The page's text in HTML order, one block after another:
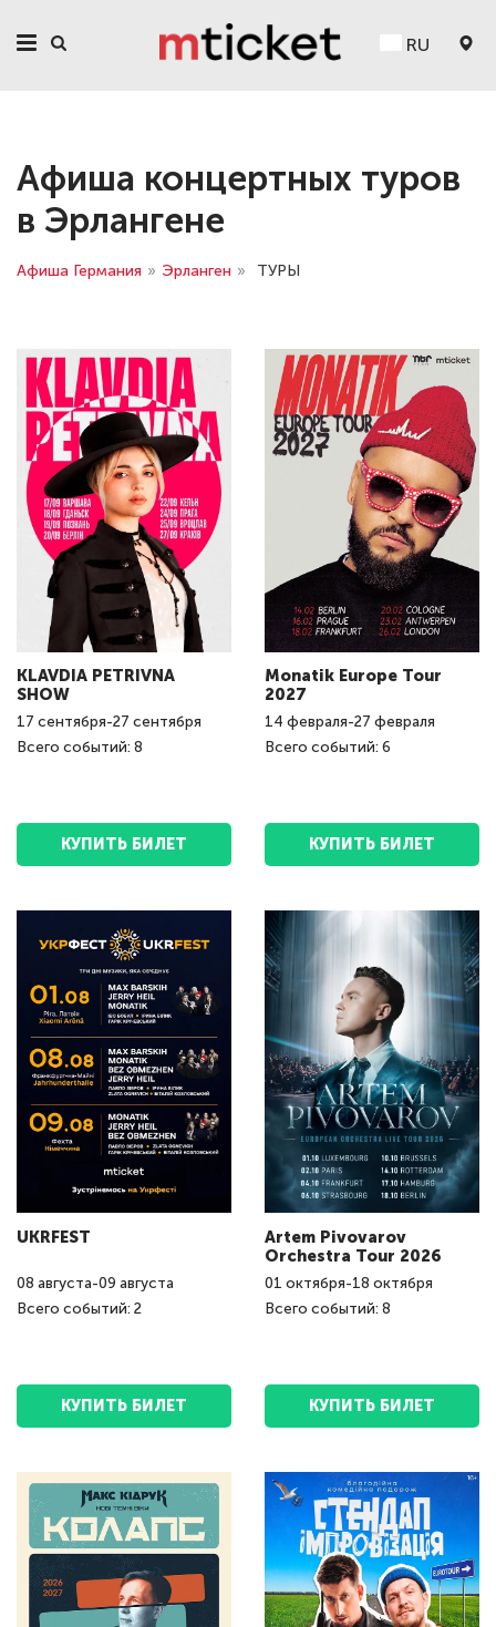
RU
Афиша концертных туров
в Эрлангене
Афиша Германия » Эрланген » ТУРЫ
KLAVDIA PETRIVNA
SHOW
17 сентября-27 сентября
Всего событий: 8
КУПИТЬ БИЛЕТ
Monatik Europe Tour
2027
14 февраля-27 февраля
Всего событий: 6
КУПИТЬ БИЛЕТ
UKRFEST
08 августа-09 августа
Всего событий: 2
КУПИТЬ БИЛЕТ
Artem Pivovarov
Orchestra Tour 2026
01 октября-18 октября
Всего событий: 8
КУПИТЬ БИЛЕТ